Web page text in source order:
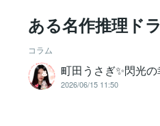
ある名作推理ド
コラム
町田うさぎ✨閃光
2026/06/15 11:50